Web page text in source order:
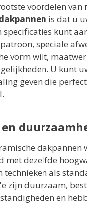
voordelen van
is dat u
specificaties kunt
speciale
vorm wilt,
U kunt
geven die
dakpannen
met dezelfde
technieken als
zijn duurzaam,
en